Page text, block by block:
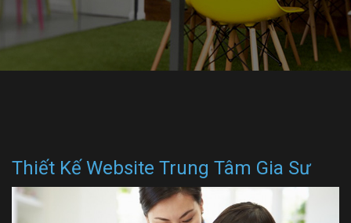
Thiết Kế Website Trung Tâm Gia Sư